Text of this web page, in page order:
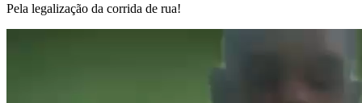
Pela legalização da corrida de rua!